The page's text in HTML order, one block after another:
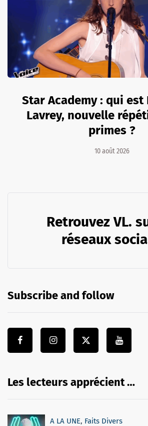
Star Academy : qui
Lavrey, nouvelle
primes ?
10 août 2026
Retrouvez VL.
réseaux
Subscribe and follow
Les lecteurs apprécient …
A LA UNE, Faits Divers